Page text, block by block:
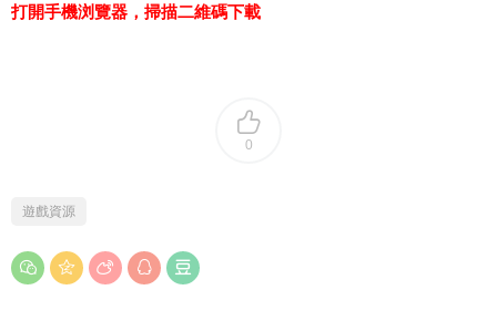
打開手機浏覽器，掃描二維碼下載
0
遊戲資源